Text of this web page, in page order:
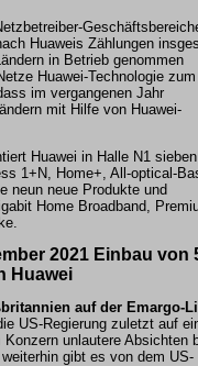
Huaweis Zählungen
in Betrieb genommen
Huawei-Technologie zum
im vergangenen Jahr
mit Hilfe von Huawei-
Huawei in Halle N1 sieben
1+N, Home+, All-optical-
neun neue Produkte und
Home Broadband,
2021 Einbau von
Huawei
auf der Emargo-
US-Regierung zuletzt auf
unlautere Absichten
gibt es von dem US-